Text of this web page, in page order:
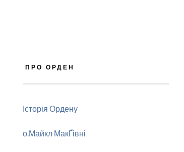
ПРО ОРДЕН
Історія Ордену
о.Майкл МакҐівні